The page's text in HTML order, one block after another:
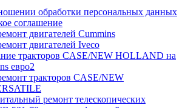
обработки персональных данных
соглашение
двигателей Cummins
двигателей Iveco
тракторов CASE/NEW HOLLAND на
евро2
тракторов CASE/NEW
ремонт телескопических